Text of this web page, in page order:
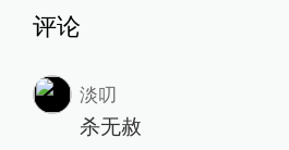
评论
淡叨
杀无赦